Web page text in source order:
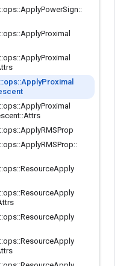
::ops::ApplyPowerSign::
::ops::ApplyProximal
::ops::ApplyProximal
::ops::ApplyProximal
::ops::ApplyProximal
::Attrs
::ops::ApplyRMSProp
::ops::ApplyRMSProp::
::ops::ResourceApply
::ops::ResourceApply
::ops::ResourceApply
::ops::ResourceApply